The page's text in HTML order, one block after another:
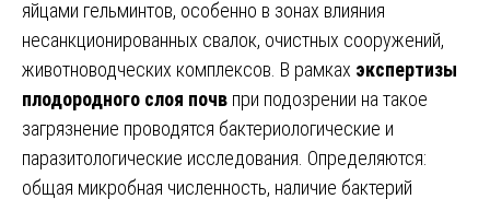
яйцами гельминтов, особенно в зонах влияния
несанкционированных свалок, очистных сооружений,
животноводческих комплексов. В рамках экспертизы
плодородного слоя почв при подозрении на такое
загрязнение проводятся бактериологические и
паразитологические исследования. Определяются:
общая микробная численность, наличие бактерий